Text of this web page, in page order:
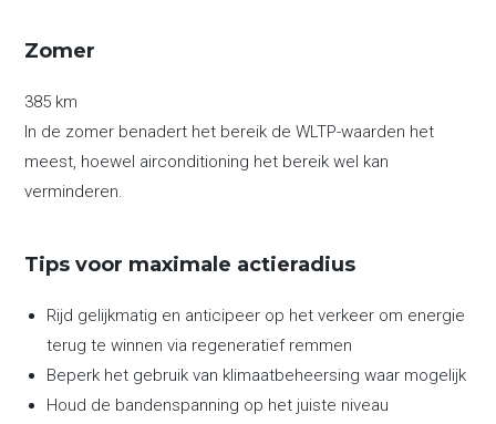
Zomer
385 km
In de zomer benadert het bereik de WLTP-waarden het
meest, hoewel airconditioning het bereik wel kan
verminderen.
Tips voor maximale actieradius
Rijd gelijkmatig en anticipeer op het verkeer om energie
terug te winnen via regeneratief remmen
Beperk het gebruik van klimaatbeheersing waar mogelijk
Houd de bandenspanning op het juiste niveau